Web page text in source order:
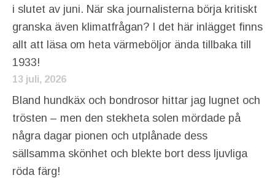
i slutet av juni. När ska journalisterna börja kritiskt
granska även klimatfrågan? I det här inlägget finns
allt att läsa om heta värmeböljor ända tillbaka till
1933!
13 juli, 2026
Bland hundkäx och bondrosor hittar jag lugnet och
trösten – men den stekheta solen mördade på
några dagar pionen och utplånade dess
sällsamma skönhet och blekte bort dess ljuvliga
röda färg!